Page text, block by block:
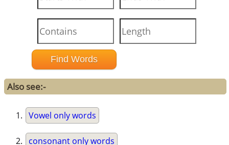
Also see:-
Vowel only words
consonant only words